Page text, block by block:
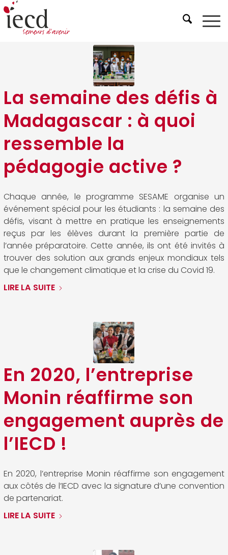
La semaine des défis à
Madagascar : à quoi
ressemble la
pédagogie active ?
Chaque année, le programme SESAME organise un
événement spécial pour les étudiants : la semaine des
défis, visant à mettre en pratique les enseignements
reçus par les élèves durant la première partie de
l’année préparatoire. Cette année, ils ont été invités à
trouver des solution aux grands enjeux mondiaux tels
que le changement climatique et la crise du Covid 19.
LIRE LA SUITE
En 2020, l’entreprise
Monin réaffirme son
engagement auprès de
l’IECD !
En 2020, l’entreprise Monin réaffirme son engagement
aux côtés de l’IECD avec la signature d’une convention
de partenariat.
LIRE LA SUITE